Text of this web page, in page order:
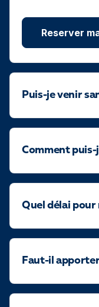
Reserver
Puis-je venir
Comment puis-
Quel délai pour
Faut-il